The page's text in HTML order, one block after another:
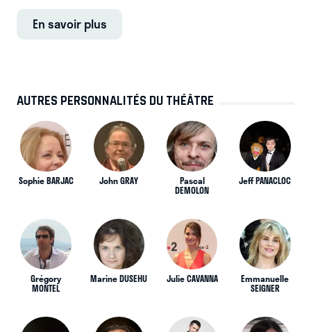
En savoir plus
AUTRES PERSONNALITÉS DU THÉÂTRE
Sophie BARJAC John GRAY Pascal
DEMOLON
Jeff PANACLOC
Grégory
MONTEL
Marine DUSEHU Julie CAVANNA Emmanuelle
SEIGNER